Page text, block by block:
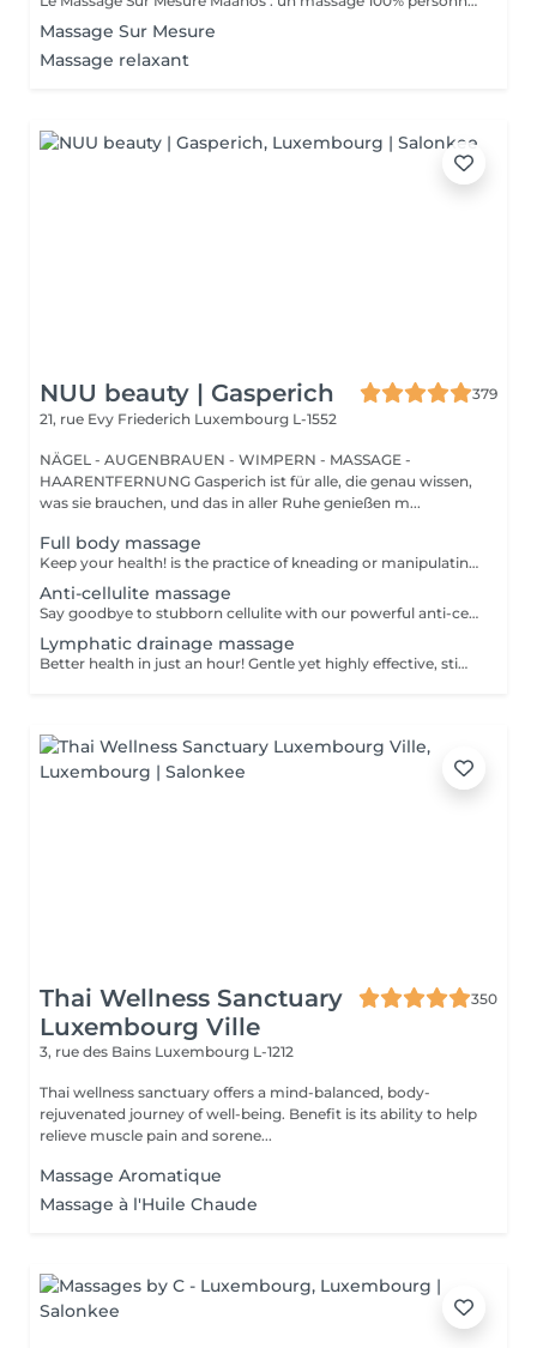
Massage Sur Mesure
Massage relaxant
NUU beauty | Gasperich
379
21, rue Evy Friederich Luxembourg L-1552
NÄGEL - AUGENBRAUEN - WIMPERN - MASSAGE -
HAARENTFERNUNG Gasperich ist für alle, die genau wissen,
was sie brauchen, und das in aller Ruhe genießen m...
Full body massage
Keep your health! is the practice of kneading or manipulating a person's muscles and other soft-tissue in order to reduce stress, reduce muscle pain, increase relaxation and improve the work of the immune system. Age restrictions: there are no age restrictions for this procedure. Post procedure recommendations: do not do sport and any sharp movements 2-3 hours after the procedure. Frequency: 1-2 times per week, 10 times in total. Repeat once in 3-6 months.
Anti-cellulite massage
Say goodbye to stubborn cellulite with our powerful anti-cellulite massage! This intensive treatment uses firm, targeted techniques to stimulate circulation, break down fat deposits, and smooth the skin's texture. By enhancing lymphatic flow and increasing metabolism, it visibly reduces the appearance of dimples and improves overall skin tone. Ideal as part of a body contouring plan. Age restrictions: recommended to do from 16 years. Post procedure recommendations: do not do sport and any sharp movements for 2-3 hours after the procedure. Frequency: 2-3 times per week, 10 times in total. Repeat once in 3-6 months.
Lymphatic drainage massage
Better health in just an hour! Gentle yet highly effective, stimulates the body's lymphatic system to flush out toxins, reduce swelling, and enhance immunity. This technique uses light, rhythmic strokes to encourage natural drainage, making it perfect for reducing bloating, post-surgery care, and improving skin tone. A go-to for detox and wellness. Age restrictions: there are no age restrictions for this procedure. Post procedure recommendations: do not do sport and any sharp movements 2-3 hours after the procedure. Frequency: 1-2 times per week, 10 times in total. Repeat once in 3-6 months.
Thai Wellness Sanctuary
Luxembourg Ville
350
3, rue des Bains Luxembourg L-1212
Thai wellness sanctuary offers a mind-balanced, body-
rejuvenated journey of well-being. Benefit is its ability to help
relieve muscle pain and sorene...
Massage Aromatique
Massage à l'Huile Chaude